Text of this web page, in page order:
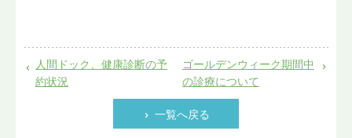
人間ドック、健康診断の予
約状況
一覧へ戻る
ゴールデンウィーク期間中
の診療について